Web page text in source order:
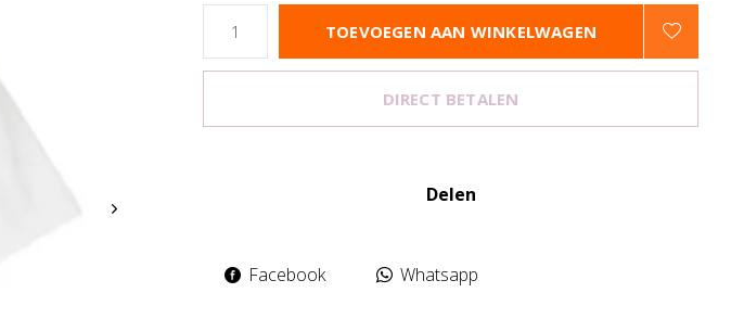
TOEVOEGEN AAN WINKELWAGEN
DIRECT BETALEN
Delen
Facebook Whatsapp